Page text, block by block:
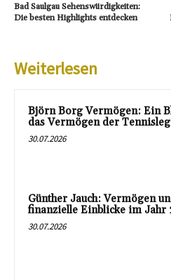
Bad Saulgau Sehenswürdigkeiten:
Die besten Highlights entdecken
Weiterlesen
Björn Borg Vermögen: Ein
das Vermögen der
30.07.2026
Günther Jauch: Vermögen
finanzielle Einblicke im Jahr
30.07.2026